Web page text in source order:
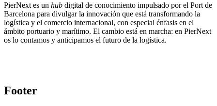
PierNext es un hub digital de conocimiento impulsado por el Port de
Barcelona para divulgar la innovación que está transformando la
logística y el comercio internacional, con especial énfasis en el
ámbito portuario y marítimo. El cambio está en marcha: en PierNext
os lo contamos y anticipamos el futuro de la logística.
Footer